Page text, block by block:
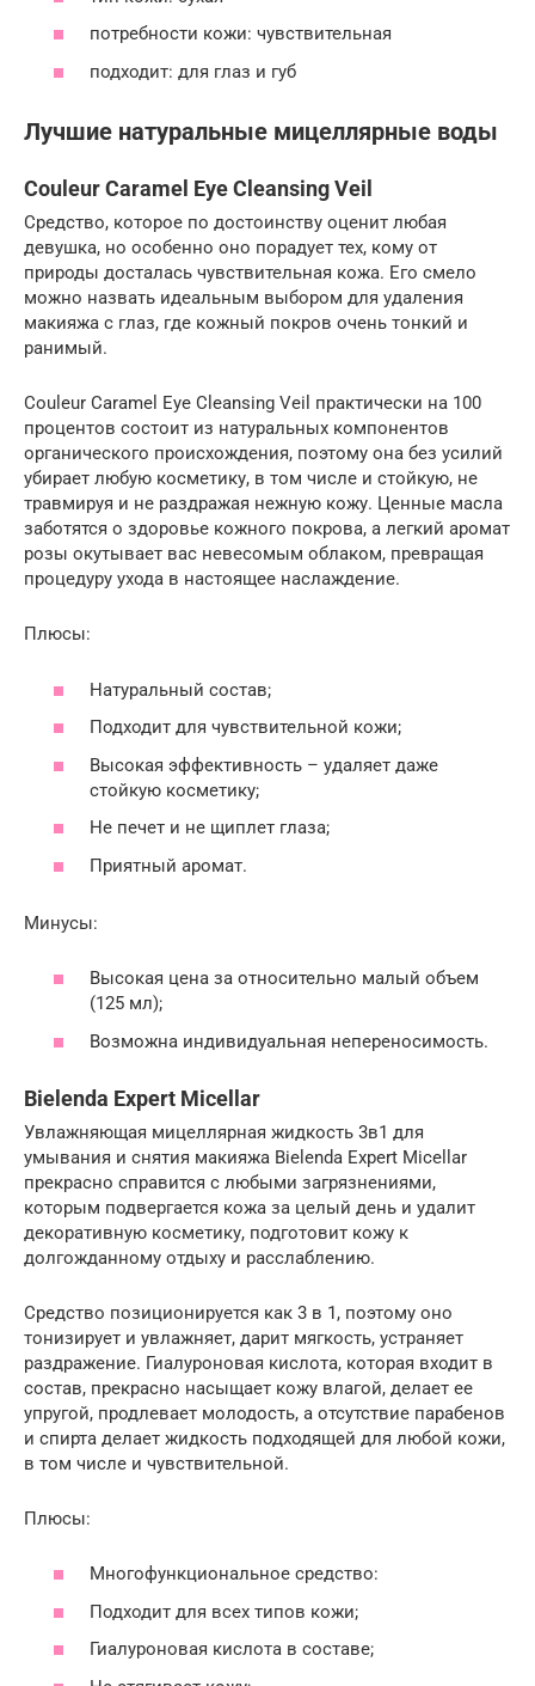
потребности кожи: чувствительная
подходит: для глаз и губ
Лучшие натуральные мицеллярные воды
Couleur Caramel Eye Cleansing Veil
Средство, которое по достоинству оценит любая
девушка, но особенно оно порадует тех, кому от
природы досталась чувствительная кожа. Его смело
можно назвать идеальным выбором для удаления
макияжа с глаз, где кожный покров очень тонкий и
ранимый.
Couleur Caramel Eye Cleansing Veil практически на 100
процентов состоит из натуральных компонентов
органического происхождения, поэтому она без усилий
убирает любую косметику, в том числе и стойкую, не
травмируя и не раздражая нежную кожу. Ценные масла
заботятся о здоровье кожного покрова, а легкий аромат
розы окутывает вас невесомым облаком, превращая
процедуру ухода в настоящее наслаждение.
Плюсы:
Натуральный состав;
Подходит для чувствительной кожи;
Высокая эффективность – удаляет даже
стойкую косметику;
Не печет и не щиплет глаза;
Приятный аромат.
Минусы:
Высокая цена за относительно малый объем
(125 мл);
Возможна индивидуальная непереносимость.
Bielenda Expert Micellar
Увлажняющая мицеллярная жидкость 3в1 для
умывания и снятия макияжа Bielenda Expert Micellar
прекрасно справится с любыми загрязнениями,
которым подвергается кожа за целый день и удалит
декоративную косметику, подготовит кожу к
долгожданному отдыху и расслаблению.
Средство позиционируется как 3 в 1, поэтому оно
тонизирует и увлажняет, дарит мягкость, устраняет
раздражение. Гиалуроновая кислота, которая входит в
состав, прекрасно насыщает кожу влагой, делает ее
упругой, продлевает молодость, а отсутствие парабенов
и спирта делает жидкость подходящей для любой кожи,
в том числе и чувствительной.
Плюсы:
Многофункциональное средство:
Подходит для всех типов кожи;
Гиалуроновая кислота в составе;